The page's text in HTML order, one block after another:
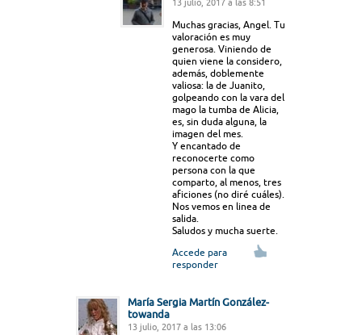
13 julio, 2017 a las 8:51
Muchas gracias, Angel. Tu
valoración es muy
generosa. Viniendo de
quien viene la considero,
además, doblemente
valiosa: la de Juanito,
golpeando con la vara del
mago la tumba de Alicia,
es, sin duda alguna, la
imagen del mes.
Y encantado de
reconocerte como
persona con la que
comparto, al menos, tres
aficiones (no diré cuáles).
Nos vemos en linea de
salida.
Saludos y mucha suerte.
Accede para
responder
María Sergia Martín González-
towanda
13 julio, 2017 a las 13:06